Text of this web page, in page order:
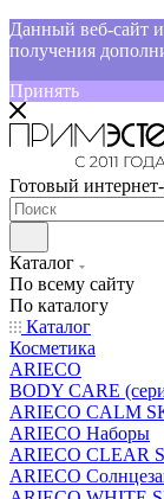
Данный веб-сайт
получения
Принять
Готовый
Каталог
По всему сайту
По каталогу
Каталог
Косметика
ARIECO
BODY CARE
ARIECO CALM
ARIECO Наборы
ARIECO CLEAR
ARIECO